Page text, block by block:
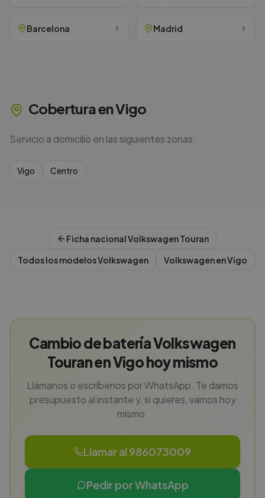
Barcelona Madrid
Cobertura enVigo
Servicio a domicilio en las siguientes zonas:
Vigo Centro
Ficha nacionalVolkswagenTouran
Todos los modelosVolkswagen VolkswagenenVigo
Cambio de batería Volkswagen
Touran en Vigo hoy mismo
Llámanos o escríbenos por WhatsApp. Te damos
presupuesto al instante y, si quieres, vamos hoy
mismo.
Llamar al 986073009
Pedir por WhatsApp